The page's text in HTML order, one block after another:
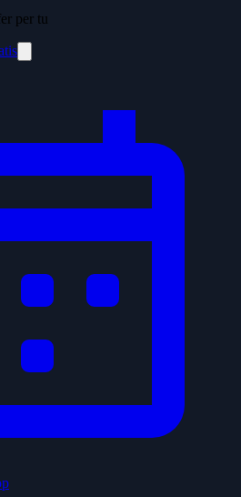
per tu